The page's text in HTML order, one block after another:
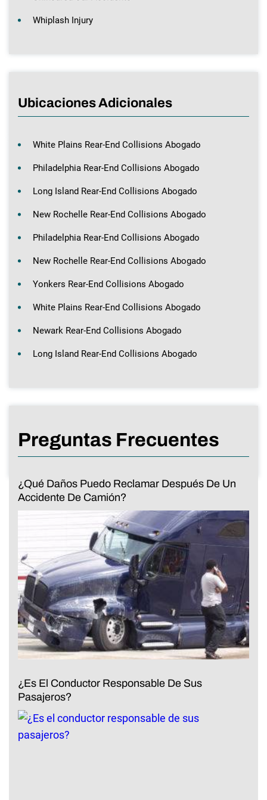
Whiplash Injury
Ubicaciones Adicionales
White Plains Rear-End Collisions Abogado
Philadelphia Rear-End Collisions Abogado
Long Island Rear-End Collisions Abogado
New Rochelle Rear-End Collisions Abogado
Philadelphia Rear-End Collisions Abogado
New Rochelle Rear-End Collisions Abogado
Yonkers Rear-End Collisions Abogado
White Plains Rear-End Collisions Abogado
Newark Rear-End Collisions Abogado
Long Island Rear-End Collisions Abogado
Preguntas Frecuentes
¿Qué Daños Puedo Reclamar Después De Un
Accidente De Camión?
¿Es El Conductor Responsable De Sus
Pasajeros?